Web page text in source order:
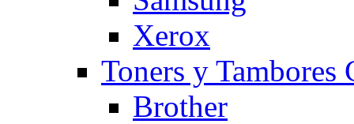
Xerox
Toners y
Brother